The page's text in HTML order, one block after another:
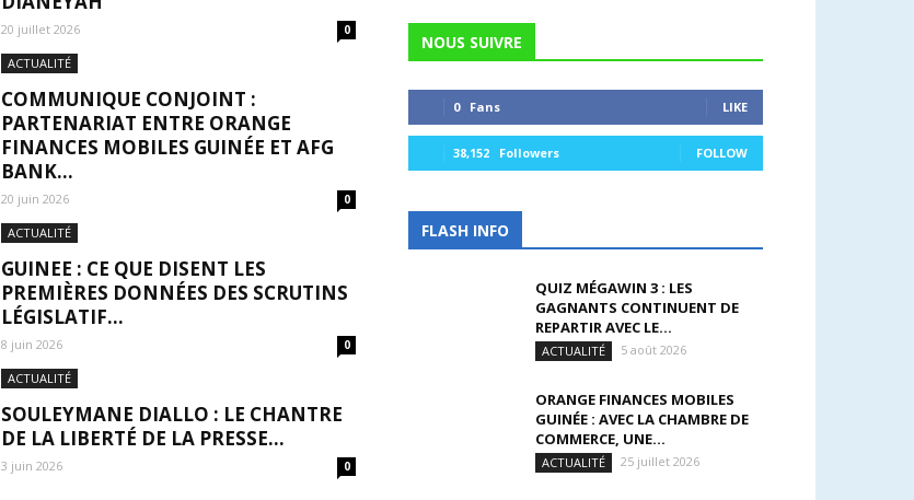
20 juillet 2026 0
ACTUALITÉ
COMMUNIQUE CONJOINT :
PARTENARIAT ENTRE ORANGE
FINANCES MOBILES GUINÉE ET AFG
BANK...
20 juin 2026 0
ACTUALITÉ
GUINEE : CE QUE DISENT LES
PREMIÈRES DONNÉES DES SCRUTINS
LÉGISLATIF...
8 juin 2026 0
ACTUALITÉ
SOULEYMANE DIALLO : LE CHANTRE
DE LA LIBERTÉ DE LA PRESSE...
3 juin 2026 0
NOUS SUIVRE
0 Fans LIKE
38,152 Followers FOLLOW
FLASH INFO
QUIZ MÉGAWIN 3 : LES
GAGNANTS CONTINUENT DE
REPARTIR AVEC LE...
ACTUALITÉ 5 août 2026
ORANGE FINANCES MOBILES
GUINÉE : AVEC LA CHAMBRE DE
COMMERCE, UNE...
ACTUALITÉ 25 juillet 2026